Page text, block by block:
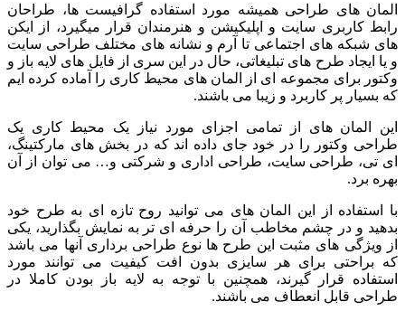
المان های طراحی همیشه مورد استفاده گرافیست ها، طراحان
رابط کاربری سایت و اپلیکیشن و هنرمندان قرار میگیرد، از ایکن
های شبکه های اجتماعی تا آرم و نشانه های مختلف طراحی سایت
و یا ایجاد طرح های تبلیغاتی، حال در این سری از فایل های لایه باز و
وکتور برای مجموعه ای از المان های محیط کاری را آماده کرده ایم
که بسیار پر کاربرد و زیبا می باشند.
این المان های از تمامی اجزای مورد نیاز یک محیط کاری یک
طراحی وکتور را در خود جای داده اند که در بخش های مارکتینگ،
ای تی، طراحی سایت، طراحی اداری و شرکتی و… می توان از آن
بهره برد.
با استفاده از این المان های می توانید روح تازه ای به طرح خود
بدهید و در چشم مخاطب آن را حرفه ای تر به نمایش بگذارید، یکی
از ویژگی های مثبت این طرح ها نوع طراحی برداری آنها می باشد
که براحتی برای هر سایزی بدون افت کیفیت می توانند مورد
استفاده قرار گیرند، همچنین با توجه به لایه باز بودن کاملا در
طراحی قابل انعطاف می باشند.